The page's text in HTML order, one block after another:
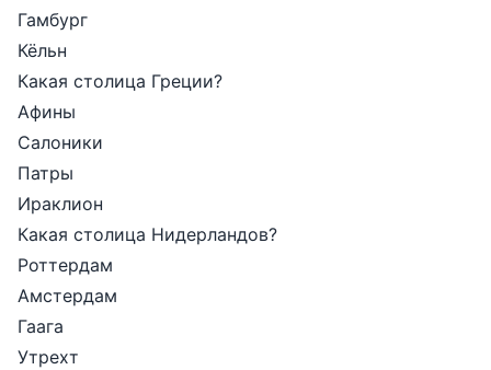
Гамбург
Кёльн
Какая столица Греции?
Афины
Салоники
Патры
Ираклион
Какая столица Нидерландов?
Роттердам
Амстердам
Гаага
Утрехт